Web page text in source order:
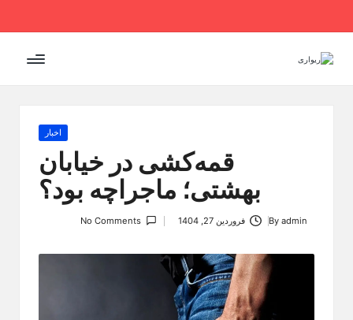
Skip
content
Posted
اخبار
قمه‌کشی در خیابان
بهشتی؛ ماجراچه بود؟
Byadmin فروردین 27, 1404 No Comments